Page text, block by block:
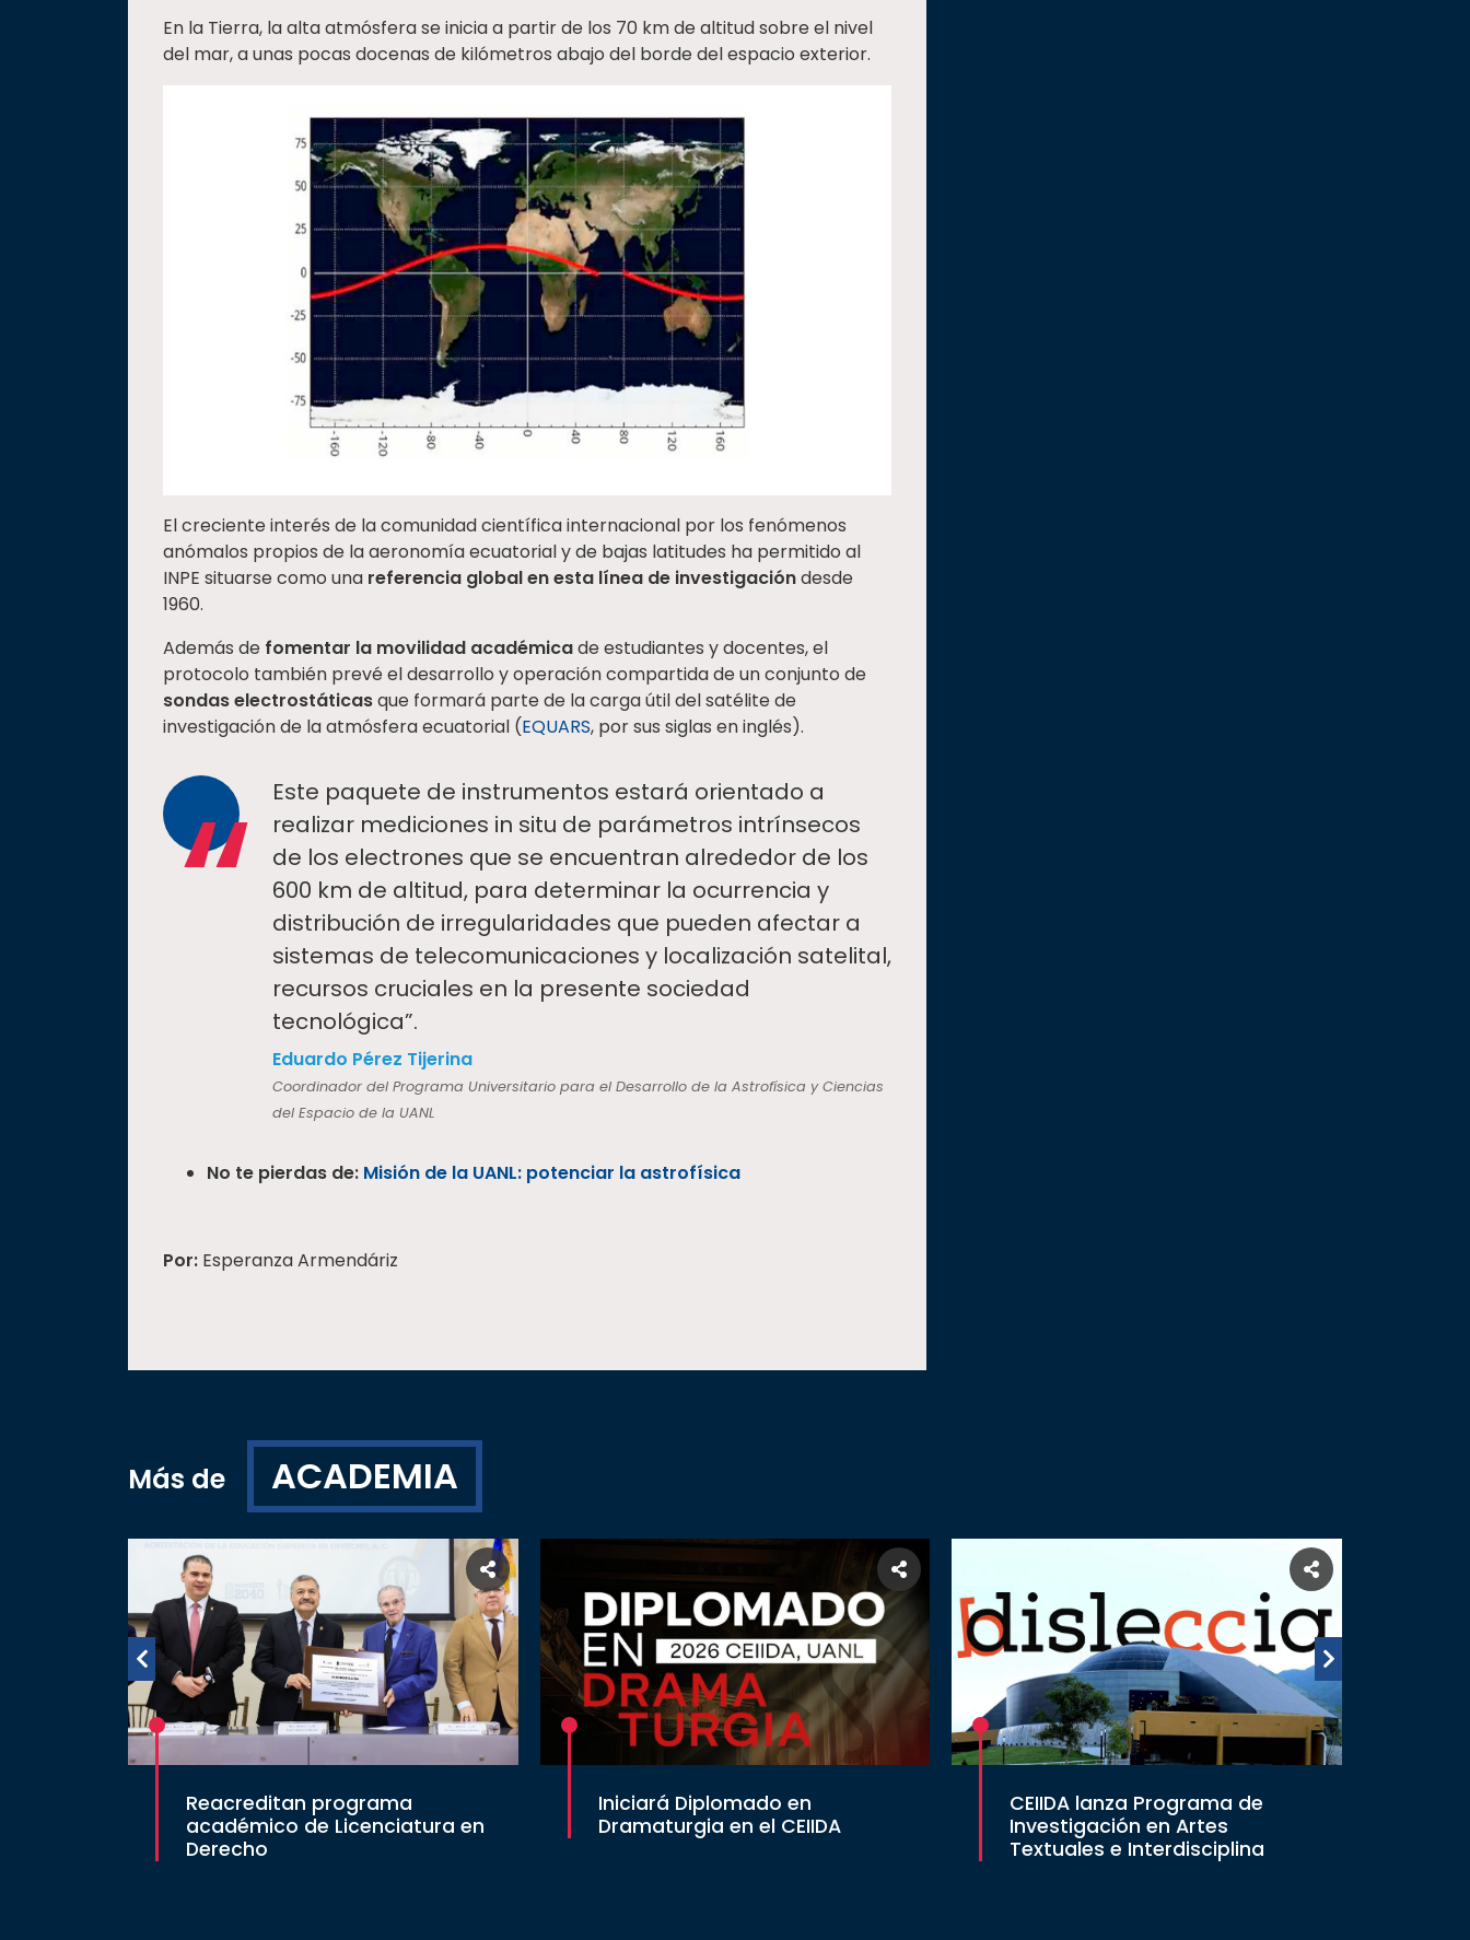
En la Tierra, la alta atmósfera se inicia a partir de los 70 km de altitud sobre el nivel
del mar, a unas pocas docenas de kilómetros abajo del borde del espacio exterior.
El creciente interés de la comunidad científica internacional por los fenómenos
anómalos propios de la aeronomía ecuatorial y de bajas latitudes ha permitido al
INPE situarse como una referencia global en esta línea de investigacióndesde
1960.
Además de fomentar la movilidad académicade estudiantes y docentes, el
protocolo también prevé el desarrollo y operación compartida de un conjunto de
sondas electrostáticasque formará parte de la carga útil del satélite de
investigación de la atmósfera ecuatorial (EQUARS, por sus siglas en inglés).
“
Este paquete de instrumentos estará orientado a
realizar mediciones in situ de parámetros intrínsecos
de los electrones que se encuentran alrededor de los
600 km de altitud, para determinar la ocurrencia y
distribución de irregularidades que pueden afectar a
sistemas de telecomunicaciones y localización satelital,
recursos cruciales en la presente sociedad
tecnológica”.
Eduardo Pérez Tijerina
Coordinador del Programa Universitario para el Desarrollo de la Astrofísica y Ciencias
del Espacio de la UANL
No te pierdas de: Misión de la UANL: potenciar la astrofísica
Por: Esperanza Armendáriz
Más de ACADEMIA
Reacreditan programa
académico de Licenciatura en
Derecho
Iniciará Diplomado en
Dramaturgia en el CEIIDA
CEIIDA lanza Programa de
Investigación en Artes
Textuales e Interdisciplina